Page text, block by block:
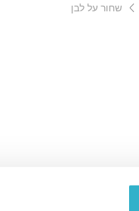
שחור על לבן